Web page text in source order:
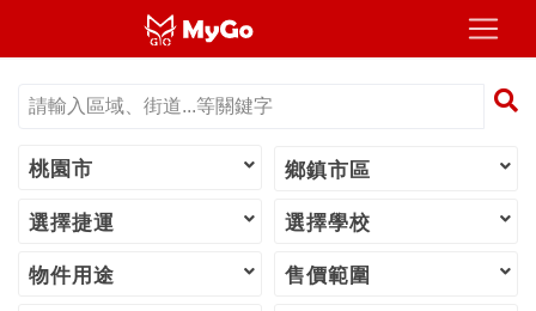
桃園市 鄉鎮市區
選擇捷運 選擇學校
物件用途 售價範圍